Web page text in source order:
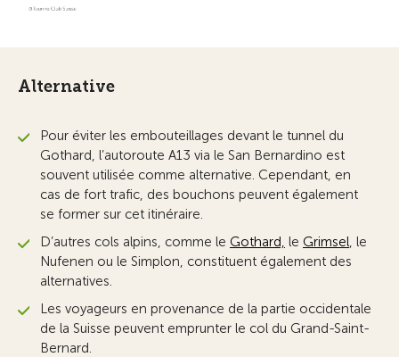
Alternative
Pour éviter les embouteillages devant le tunnel du
Gothard, l’autoroute A13 via le San Bernardino est
souvent utilisée comme alternative. Cependant, en
cas de fort trafic, des bouchons peuvent également
se former sur cet itinéraire.
D’autres cols alpins, comme le Gothard, le Grimsel , le
Nufenen ou le Simplon, constituent également des
alternatives.
Les voyageurs en provenance de la partie occidentale
de la Suisse peuvent emprunter le col du Grand-Saint-
Bernard.